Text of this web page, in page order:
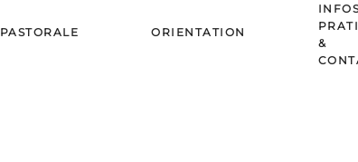
PASTORALE ORIENTATION
&